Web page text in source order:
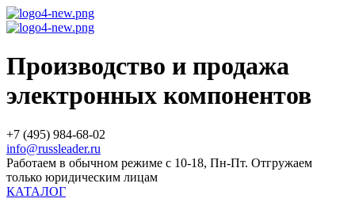
Производство и продажа
электронных компонентов
+7 (495) 984-68-02
info@russleader.ru
Работаем в обычном режиме с 10-18, Пн-Пт. Отгружаем
только юридическим лицам
КАТАЛОГ